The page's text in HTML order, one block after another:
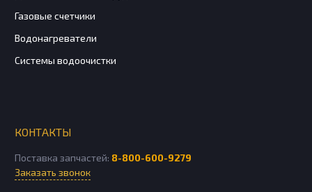
Газовые счетчики
Водонагреватели
Системы водоочистки
КОНТАКТЫ
Поставка запчастей: 8-800-600-9279
Заказать звонок